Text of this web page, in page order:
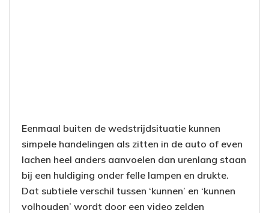
Eenmaal buiten de wedstrijdsituatie kunnen
simpele handelingen als zitten in de auto of even
lachen heel anders aanvoelen dan urenlang staan
bij een huldiging onder felle lampen en drukte.
Dat subtiele verschil tussen ‘kunnen’ en ‘kunnen
volhouden’ wordt door een video zelden